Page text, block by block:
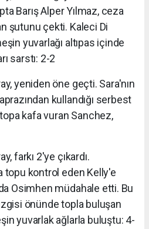
Barış Alper Yılmaz, ceza
şutunu çekti. Kaleci Di
yuvarlağı altıpas içinde
sarstı: 2-2
yeniden öne geçti. Sara'nın
kullandığı serbest
kafa vuran Sanchez,
farkı 2'ye çıkardı.
topu kontrol eden Kelly'e
Osimhen müdahale etti. Bu
önünde topla buluşan
yuvarlak ağlarla buluştu: 4-